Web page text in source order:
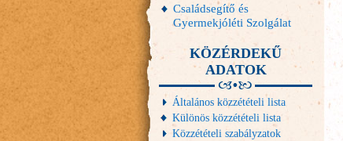
Családsegítő és
Gyermekjóléti Szolgálat
KÖZÉRDEKŰ
ADATOK
Általános közzétételi lista
Különös közzétételi lista
Közzétételi szabályzatok